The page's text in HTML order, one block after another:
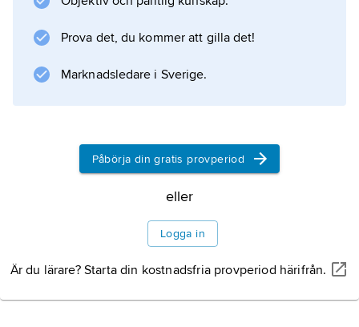
fina spetsar. I grenspetsarna finns sällsynt
Prova det, du kommer att gilla det!
Marknadsledare i Sverige.
Påbörja din gratis provperiod
eller
Logga in
Är du lärare? Starta din kostnadsfria provperiod härifrån.